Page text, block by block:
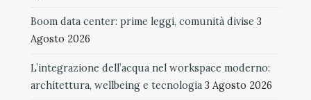
Boom data center: prime leggi, comunità divise 3
Agosto 2026
L’integrazione dell’acqua nel workspace moderno:
architettura, wellbeing e tecnologia 3 Agosto 2026